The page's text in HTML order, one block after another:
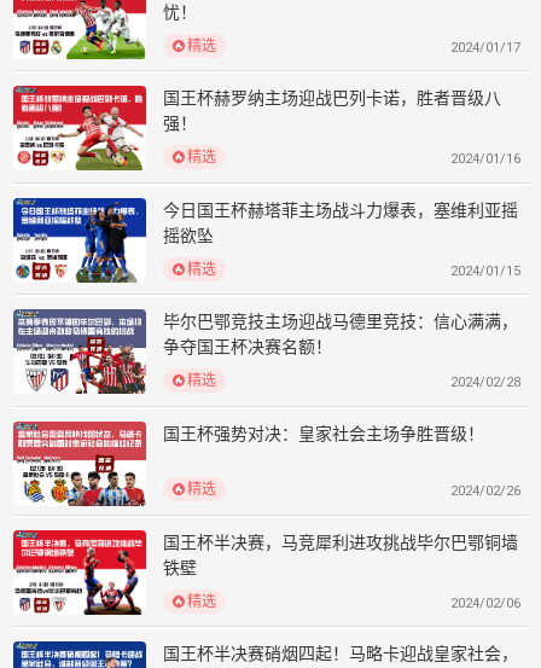
忧！
精选 2024/01/17
国王杯赫罗纳主场迎战巴列卡诺，胜者晋级八
强！
精选 2024/01/16
今日国王杯赫塔菲主场战斗力爆表，塞维利亚摇
摇欲坠
精选 2024/01/15
毕尔巴鄂竞技主场迎战马德里竞技：信心满满，
争夺国王杯决赛名额！
精选 2024/02/28
国王杯强势对决：皇家社会主场争胜晋级！
精选 2024/02/26
国王杯半决赛，马竞犀利进攻挑战毕尔巴鄂铜墙
铁壁
精选 2024/02/06
国王杯半决赛硝烟四起！马略卡迎战皇家社会，